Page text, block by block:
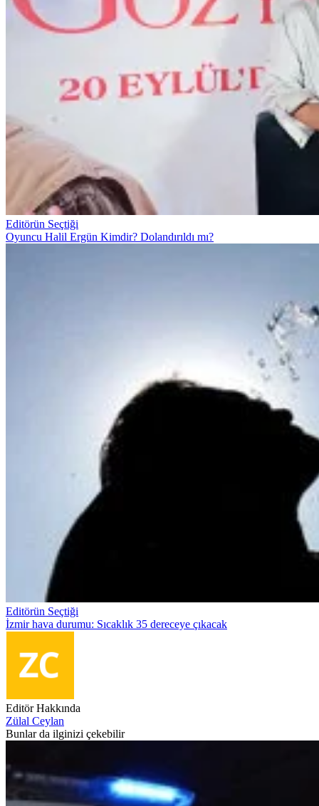
Editörün Seçtiği
Oyuncu Halil Ergün Kimdir? Dolandırıldı mı?
Editörün Seçtiği
İzmir hava durumu: Sıcaklık 35 dereceye çıkacak
Editör Hakkında
Zülal Ceylan
Bunlar da ilginizi çekebilir